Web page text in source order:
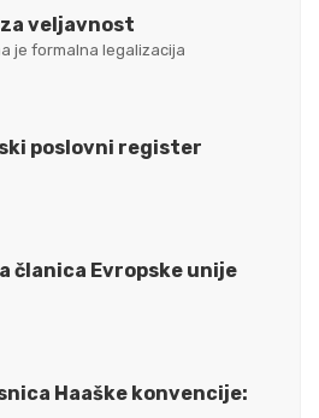
za veljavnost
je formalna legalizacija
poslovni register
članica Evropske unije
Haaške konvencije: